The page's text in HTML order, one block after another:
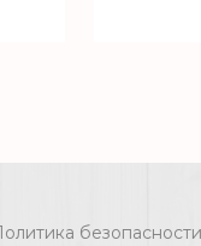
безопасности